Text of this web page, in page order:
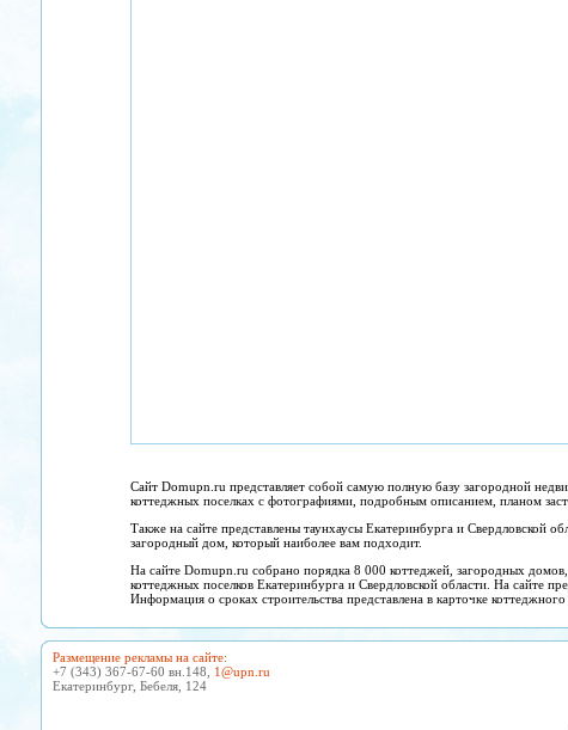
Сайт Domupn.ru представляет собой самую полную базу загородной
коттеджных поселках с фотографиями, подробным описанием, планом
Также на сайте представлены таунхаусы Екатеринбурга и Свердловской
загородный дом, который наиболее вам подходит.
На сайте Domupn.ru собрано порядка 8 000 коттеджей, загородных
коттеджных поселков Екатеринбурга и Свердловской области. На сайте
Информация о сроках строительства представлена в карточке коттеджного
Размещение рекламы на сайте:
+7 (343) 367-67-60 вн.148,
1@upn.ru
Екатеринбург, Бебеля, 124